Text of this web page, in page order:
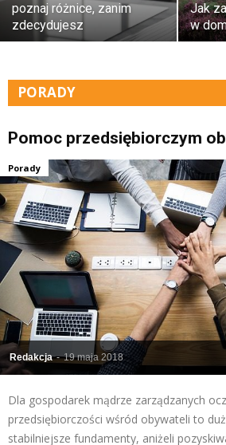
poznaj różnice, zanim
zdecydujesz
Jak
w
PORADY
Pomoc przedsiębiorczym
Redakcja - 19 maja 2018
Porady
Dla gospodarek mądrze zarządzanych
przedsiębiorczości wśród obywateli to
stabilniejsze fundamenty, aniżeli